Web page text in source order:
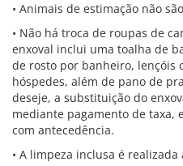
• Animais de estimação não
• Não há troca de roupas de
enxoval inclui uma toalha de
de rosto por banheiro, lençóis
hóspedes, além de pano de
deseje, a substituição do
mediante pagamento de taxa,
com antecedência.
• A limpeza inclusa é